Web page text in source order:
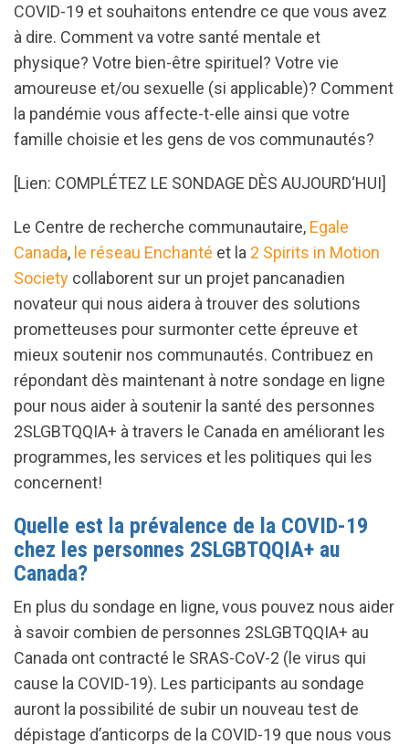
COVID-19 et souhaitons entendre ce que vous avez
à dire. Comment va votre santé mentale et
physique? Votre bien-être spirituel? Votre vie
amoureuse et/ou sexuelle (si applicable)? Comment
la pandémie vous affecte-t-elle ainsi que votre
famille choisie et les gens de vos communautés?
[Lien: COMPLÉTEZ LE SONDAGE DÈS AUJOURD‘HUI]
Le Centre de recherche communautaire, Egale
Canada, le réseau Enchanté et la 2 Spirits in Motion
Society collaborent sur un projet pancanadien
novateur qui nous aidera à trouver des solutions
prometteuses pour surmonter cette épreuve et
mieux soutenir nos communautés. Contribuez en
répondant dès maintenant à notre sondage en ligne
pour nous aider à soutenir la santé des personnes
2SLGBTQQIA+ à travers le Canada en améliorant les
programmes, les services et les politiques qui les
concernent!
Quelle est la prévalence de la COVID-19
chez les personnes 2SLGBTQQIA+ au
Canada?
En plus du sondage en ligne, vous pouvez nous aider
à savoir combien de personnes 2SLGBTQQIA+ au
Canada ont contracté le SRAS-CoV-2 (le virus qui
cause la COVID-19). Les participants au sondage
auront la possibilité de subir un nouveau test de
dépistage d’anticorps de la COVID-19 que nous vous